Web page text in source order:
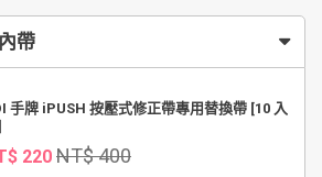
帶
手牌 iPUSH 按壓式修正帶專用替換帶 [10 入
220 NT$ 400